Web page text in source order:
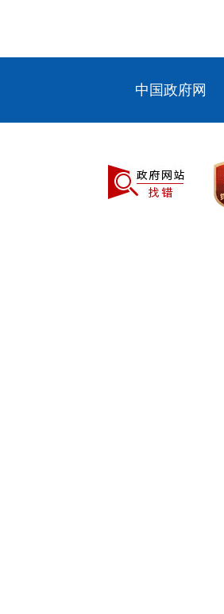
中国政府网